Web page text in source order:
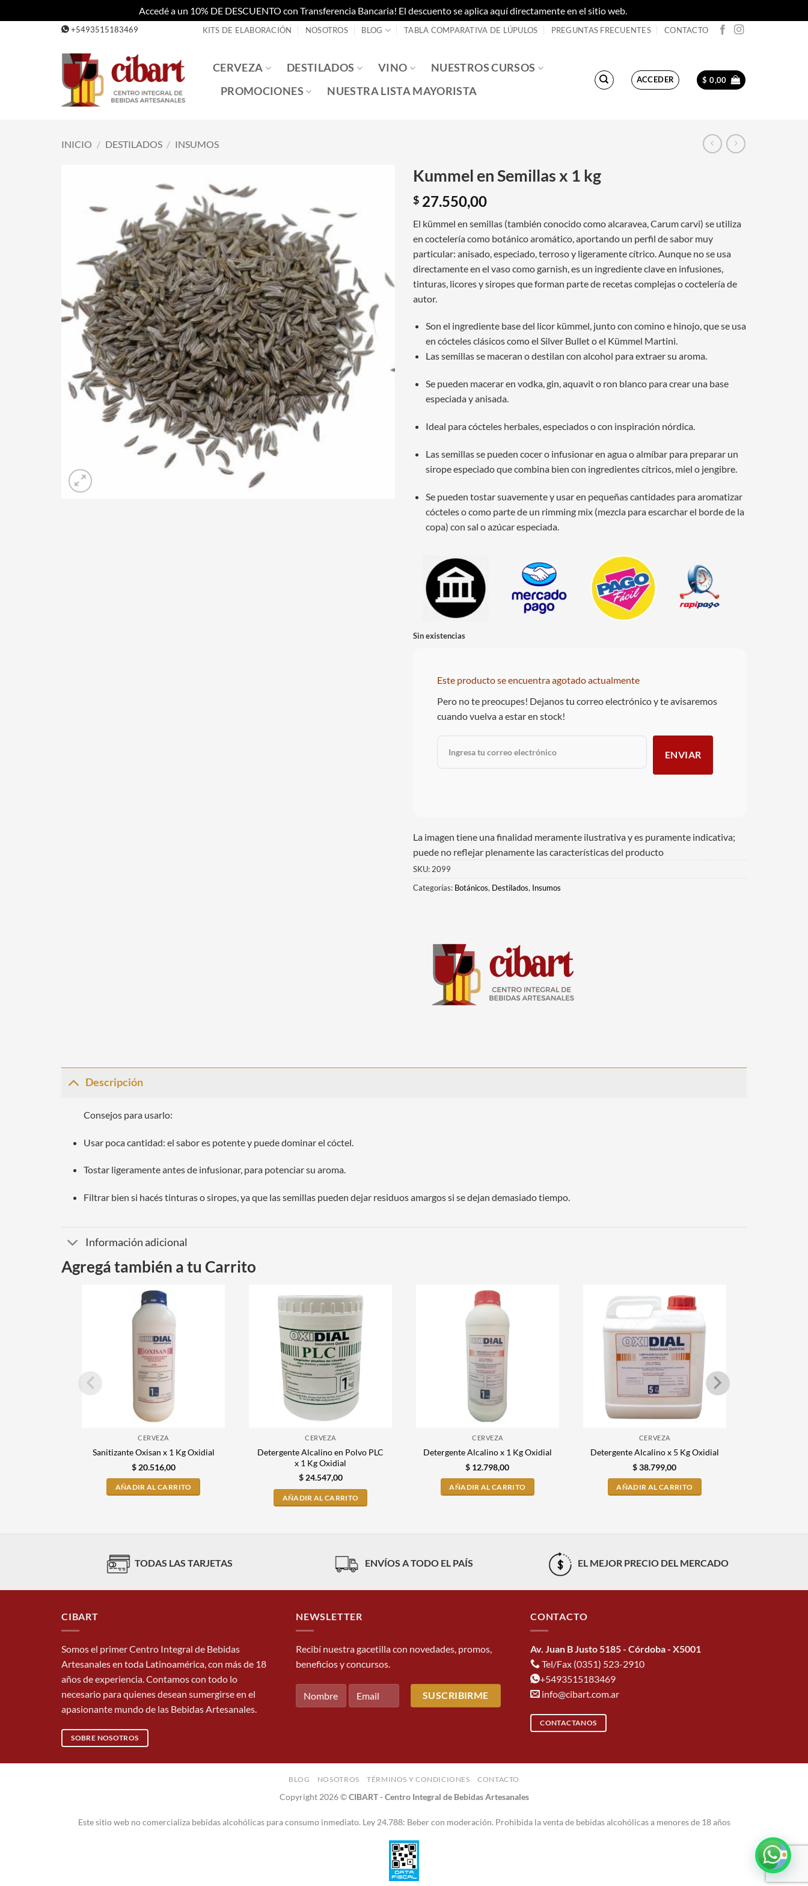
Accedé a un 10% DE DESCUENTO con Transferencia Bancaria! El descuento se aplica aquí directamente en el sitio web.
+5493515183469 KITS DE ELABORACIÓN NOSOTROS BLOG TABLA COMPARATIVA DE LÚPULOS PREGUNTAS FRECUENTES CONTACTO
CERVEZA DESTILADOS VINO
NUESTROS CURSOS
PROMOCIONES
NUESTRA LISTA MAYORISTA
ACCEDER $ 0,00
INICIO / DESTILADOS / INSUMOS
Kummel en Semillas x 1 kg
$ 27.550,00
El kümmel en semillas (también conocido como alcaravea, Carum carvi) se utiliza
en coctelería como botánico aromático, aportando un perfil de sabor muy
particular: anisado, especiado, terroso y ligeramente cítrico. Aunque no se usa
directamente en el vaso como garnish, es un ingrediente clave en infusiones,
tinturas, licores y siropes que forman parte de recetas complejas o coctelería de
autor.
Son el ingrediente base del licor kümmel, junto con comino e hinojo, que se usa
en cócteles clásicos como el Silver Bullet o el Kümmel Martini.
Las semillas se maceran o destilan con alcohol para extraer su aroma.
Se pueden macerar en vodka, gin, aquavit o ron blanco para crear una base
especiada y anisada.
Ideal para cócteles herbales, especiados o con inspiración nórdica.
Las semillas se pueden cocer o infusionar en agua o almíbar para preparar un
sirope especiado que combina bien con ingredientes cítricos, miel o jengibre.
Se pueden tostar suavemente y usar en pequeñas cantidades para aromatizar
cócteles o como parte de un rimming mix (mezcla para escarchar el borde de la
copa) con sal o azúcar especiada.
Sin existencias
Este producto se encuentra agotado actualmente
Pero no te preocupes! Dejanos tu correo electrónico y te avisaremos
cuando vuelva a estar en stock!
La imagen tiene una finalidad meramente ilustrativa y es puramente indicativa;
puede no reflejar plenamente las características del producto
SKU: 2099
Categorías: Botánicos, Destilados, Insumos
Descripción
Consejos para usarlo:
Usar poca cantidad: el sabor es potente y puede dominar el cóctel.
Tostar ligeramente antes de infusionar, para potenciar su aroma.
Filtrar bien si hacés tinturas o siropes, ya que las semillas pueden dejar residuos amargos si se dejan demasiado tiempo.
Información adicional
Agregá también a tu Carrito
CERVEZA
Sanitizante Oxisan x 1 Kg Oxidial
$20.516,00
AÑADIR AL CARRITO
CERVEZA
Detergente Alcalino en Polvo PLC
x 1 Kg Oxidial
$24.547,00
AÑADIR AL CARRITO
CERVEZA
Detergente Alcalino x 1 Kg Oxidial
$ 12.798,00
AÑADIR AL CARRITO
CERVEZA
Detergente Alcalino x 5 Kg Oxidial
$38.799,00
AÑADIR AL CARRITO
TODAS LAS TARJETAS ENVÍOS A TODO EL PAÍS EL MEJOR PRECIO DEL MERCADO
CIBART
Somos el primer Centro Integral de Bebidas
Artesanales en toda Latinoamérica, con más de 18
años de experiencia. Contamos con todo lo
necesario para quienes desean sumergirse en el
apasionante mundo de las Bebidas Artesanales.
SOBRE NOSOTROS
NEWSLETTER
Recibí nuestra gacetilla con novedades, promos,
beneficios y concursos.
CONTACTO
Av. Juan B Justo 5185 - Córdoba - X5001
Tel/Fax (0351) 523-2910
+5493515183469
info@cibart.com.ar
CONTACTANOS
BLOG NOSOTROS TÉRMINOS Y CONDICIONES CONTACTO
Copyright 2026 ©CIBART - Centro Integral de Bebidas Artesanales
Este sitio web no comercializa bebidas alcohólicas para consumo inmediato. Ley 24.788: Beber con moderación. Prohibida la venta de bebidas alcohólicas a menores de 18 años